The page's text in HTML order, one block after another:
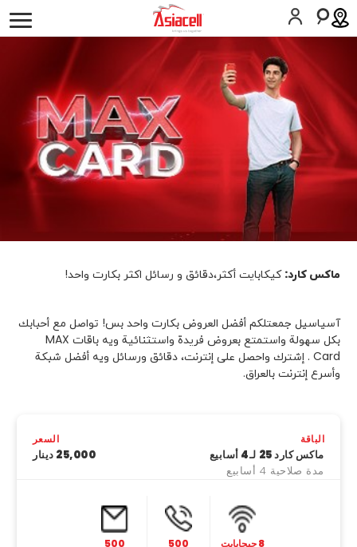
أعمالي لمحة عن الشركة وظائف
الخدمات
اسيامول
عشرة عمر
كوردىEnglish
ماكس كارد: كيكابايت أكثر،دقائق و رسائل اكثر بكارت واحد!
آسیاسیل جمعتلکم أفضل العروض بکارت واحد بس! تواصل مع أحبابك
بکل سهولة واستمتع بعروض فريدة واستثنائية ویە باقات MAX
Card . إشترك واحصل علی إنترنت، دقائق ورسائل ویە أفضل شبکة
وأسرع إنترنت بالعراق.
الباقة
ماكس كارد 25 لـ4 أسابيع
مدة صلاحية 4 أسابيع
السعر
25,000 دينار
8 جيجابايت
500
500